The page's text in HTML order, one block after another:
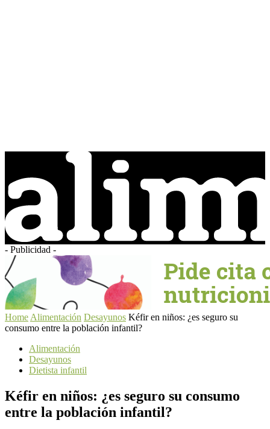
- Publicidad -
Home Alimentación Desayunos Kéfir en niños: ¿es seguro su
consumo entre la población infantil?
Alimentación
Desayunos
Dietista infantil
Kéfir en niños: ¿es seguro su consumo
entre la población infantil?